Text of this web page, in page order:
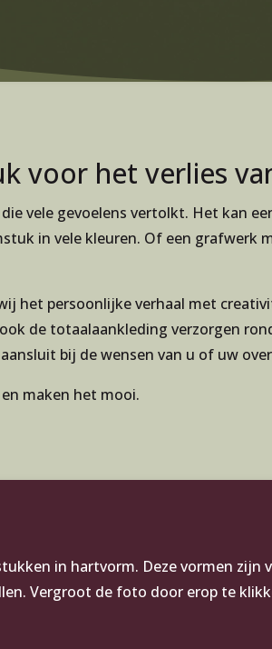
voor het verlies
vele gevoelens vertolkt. Het kan
in vele kleuren. Of een grafwerk
het persoonlijke verhaal met
de totaalaankleding verzorgen
bij de wensen van u of uw
maken het mooi.
in hartvorm. Deze vormen
Vergroot de foto door erop te